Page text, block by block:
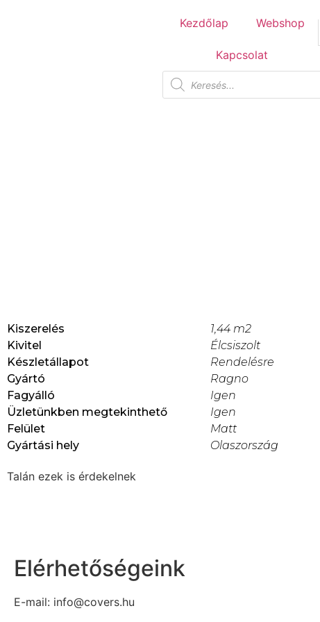
Kezdőlap Webshop
Kapcsolat
Tuscania Durango Medium
Kiszerelés
1,44 m2
Kivitel
Élcsiszolt
Készletállapot
Rendelésre
Gyártó
Ragno
Fagyálló
Igen
Üzletünkben megtekinthető
Igen
Felület
Matt
Gyártási hely
Olaszország
Talán ezek is érdekelnek
Elérhetőségeink
E-mail: info@covers.hu